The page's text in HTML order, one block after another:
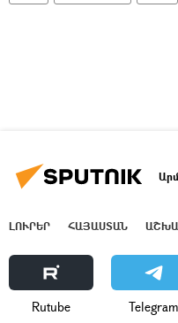
ԼՈՒՐԵՐ ՀԱՅԱՍՏԱՆ
Rutube Telegram